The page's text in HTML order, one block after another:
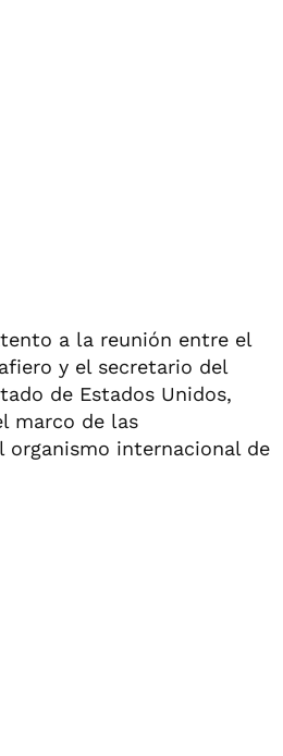
a la reunión entre el
y el secretario del
de Estados Unidos,
marco de las
organismo internacional de